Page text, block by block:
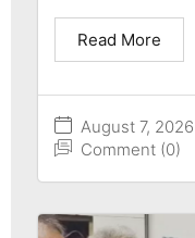
August 7, 2026
Comment (0)
Read More